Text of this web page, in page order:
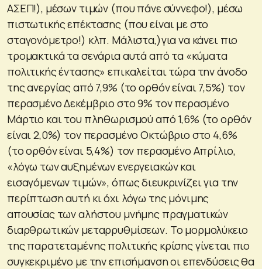
ΑΣΕΠ!), μέσων τιμών (που πάνε σύννεφο!), μέσω
πιστωτικής επέκτασης (που είναι με στο
σταγονόμετρο!) κλπ. Μάλιστα,)για να κάνει πιο
τρομακτικά τα σενάρια αυτά από τα «κύματα
πολιτικής έντασης» επικαλείται τώρα την άνοδο
της ανεργίας από 7,9% (το ορθόν είναι 7,5%) τον
περασμένο Δεκέμβριο στο 9% τον περασμένο
Μάρτιο και του πληθωρισμού από 1,6% (το ορθόν
είναι 2,0%) τον περασμένο Οκτώβριο στο 4,6%
(το ορθόν είναι 5,4%) τον περασμένο Απρίλιο,
«λόγω των αυξημένων ενεργειακών και
εισαγόμενων τιμών», όπως διευκρινίζει για την
περίπτωση αυτή κι όχι λόγω της μόνιμης
απουσίας των αλήστου μνήμης πραγματικών
διαρθρωτικών μεταρρυθμίσεων. Το μορμολύκειο
της παρατεταμένης πολιτικής κρίσης γίνεται πιο
συγκεκριμένο με την επισήμανση οι επενδύσεις θα